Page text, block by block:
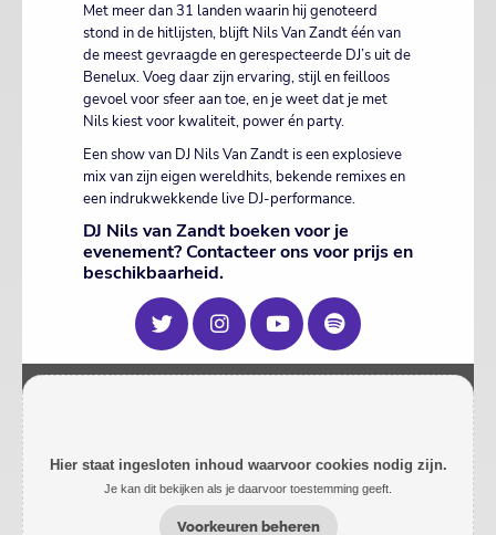
Met meer dan 31 landen waarin hij genoteerd
stond in de hitlijsten, blijft Nils Van Zandt één van
de meest gevraagde en gerespecteerde DJ’s uit de
Benelux. Voeg daar zijn ervaring, stijl en feilloos
gevoel voor sfeer aan toe, en je weet dat je met
Nils kiest voor kwaliteit, power én party.
Een show van DJ Nils Van Zandt is een explosieve
mix van zijn eigen wereldhits, bekende remixes en
een indrukwekkende live DJ-performance.
DJ Nils van Zandt boeken voor je
evenement? Contacteer ons voor prijs en
beschikbaarheid.
Hier staat ingesloten inhoud waarvoor cookies nodig zijn.
Je kan dit bekijken als je daarvoor toestemming geeft.
Voorkeuren beheren